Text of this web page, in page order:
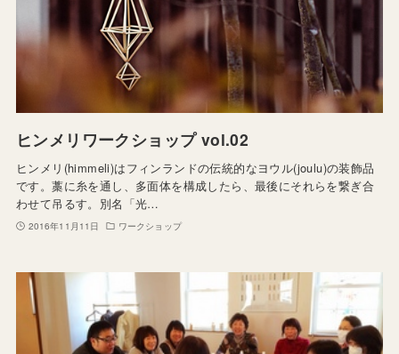
ヒンメリワークショップ vol.02
ヒンメリ(himmeli)はフィンランドの伝統的なヨウル(joulu)の装飾品
です。藁に糸を通し、多面体を構成したら、最後にそれらを繋ぎ合
わせて吊るす。別名「光…
2016年11月11日 ワークショップ